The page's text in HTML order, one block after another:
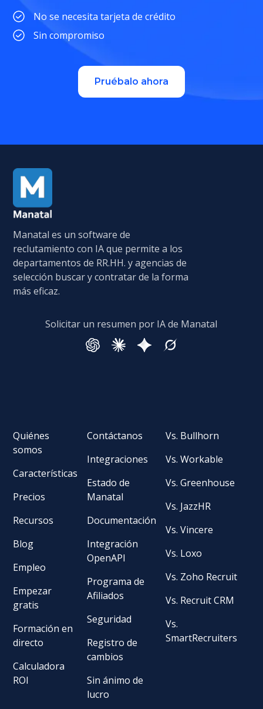
No se necesita tarjeta de crédito
Sin compromiso
Pruébalo ahora
Manatal es un software de
reclutamiento con IA que permite a los
departamentos de RR.HH. y agencias de
selección buscar y contratar de la forma
más eficaz.
Solicitar un resumen por IA de Manatal
Quiénes
somos
Características
Precios
Recursos
Blog
Empleo
Empezar
gratis
Formación en
directo
Calculadora
ROI
Contáctanos
Integraciones
Estado de
Manatal
Documentación
Integración
OpenAPI
Programa de
Afiliados
Seguridad
Registro de
cambios
Sin ánimo de
lucro
Vs. Bullhorn
Vs. Workable
Vs. Greenhouse
Vs. JazzHR
Vs. Vincere
Vs. Loxo
Vs. Zoho Recruit
Vs. Recruit CRM
Vs.
SmartRecruiters